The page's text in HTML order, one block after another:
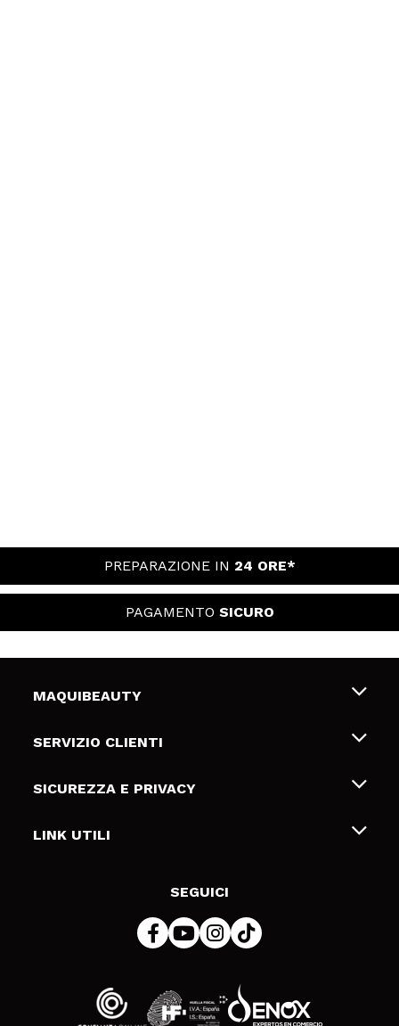
PREPARAZIONE IN 24 ORE*
PAGAMENTO SICURO
MAQUIBEAUTY
Chi siamo
Gift Cards
SERVIZIO CLIENTI
Spedizioni & Resi
Metodi di pagamamento
SICUREZZA E PRIVACY
Termini e condizioni
LINK UTILI
SEGUICI